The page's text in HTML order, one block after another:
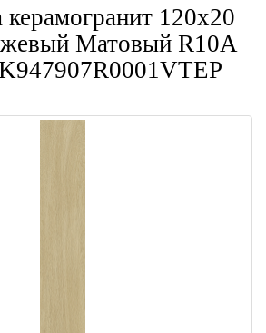
120x20
Матовый R10A